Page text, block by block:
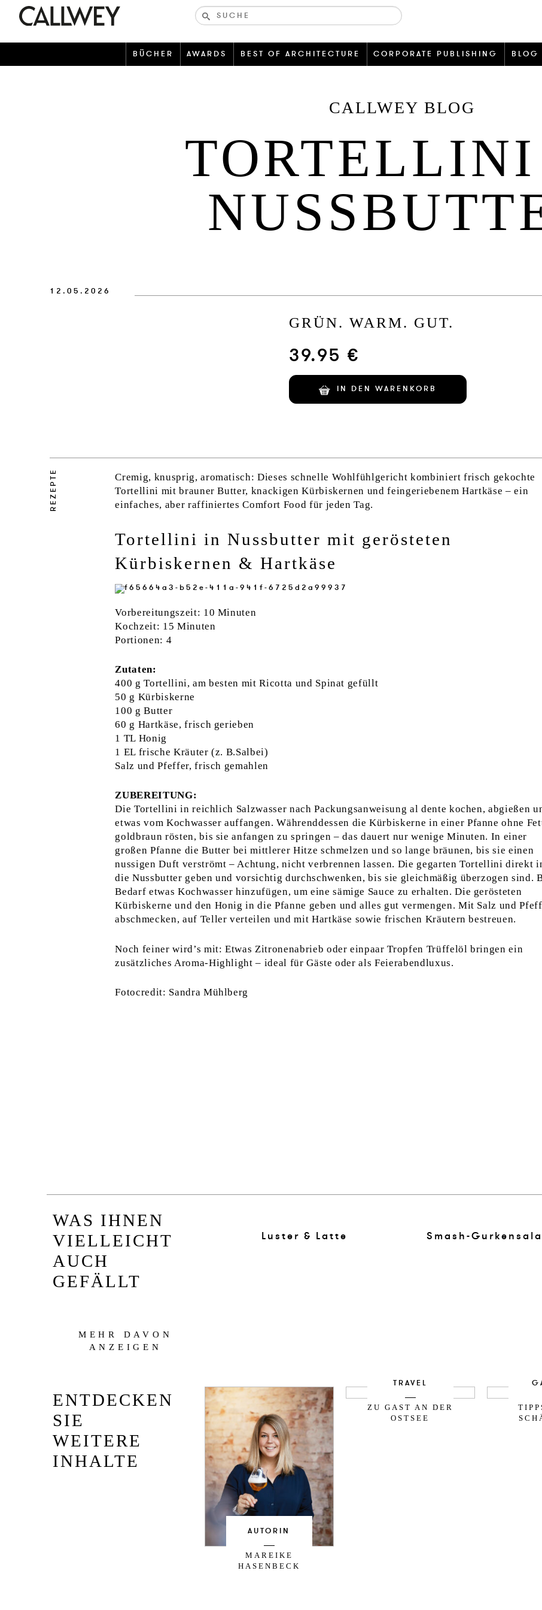
Bücher-
und
zeitschriften
BÜCHER AWARDS BEST OF ARCHITECTURE CORPORATE PUBLISHING BLOG
CALLWEY BLOG
12.05.2026
GRÜN. WARM. GUT.
39.95 €
IN DEN WARENKORB
REZEPTE
Cremig, knusprig, aromatisch: Dieses schnelle Wohlfühlgericht kombiniert frisch gekochte
Tortellini mit brauner Butter, knackigen Kürbiskernen und feingeriebenem Hartkäse – ein
einfaches, aber raffiniertes Comfort Food für jeden Tag.
Tortellini in Nussbutter mit gerösteten
Kürbiskernen & Hartkäse
Vorbereitungszeit: 10 Minuten
Kochzeit: 15 Minuten
Portionen: 4
Zutaten:
400 g Tortellini, am besten mit Ricotta und Spinat gefüllt
50 g Kürbiskerne
100 g Butter
60 g Hartkäse, frisch gerieben
1 TL Honig
1 EL frische Kräuter (z. B.Salbei)
Salz und Pfeffer, frisch gemahlen
ZUBEREITUNG:
Die Tortellini in reichlich Salzwasser nach Packungsanweisung al dente kochen, abgießen
etwas vom Kochwasser auffangen. Währenddessen die Kürbiskerne in einer Pfanne ohne
goldbraun rösten, bis sie anfangen zu springen – das dauert nur wenige Minuten. In einer
großen Pfanne die Butter bei mittlerer Hitze schmelzen und so lange bräunen, bis sie einen
nussigen Duft verströmt – Achtung, nicht verbrennen lassen. Die gegarten Tortellini direkt
die Nussbutter geben und vorsichtig durchschwenken, bis sie gleichmäßig überzogen sind.
Bedarf etwas Kochwasser hinzufügen, um eine sämige Sauce zu erhalten. Die gerösteten
Kürbiskerne und den Honig in die Pfanne geben und alles gut vermengen. Mit Salz und
abschmecken, auf Teller verteilen und mit Hartkäse sowie frischen Kräutern bestreuen.
Noch feiner wird’s mit: Etwas Zitronenabrieb oder einpaar Tropfen Trüffelöl bringen ein
zusätzliches Aroma-Highlight – ideal für Gäste oder als Feierabendluxus.
Fotocredit: Sandra Mühlberg
WAS IHNEN
VIELLEICHT
AUCH
GEFÄLLT
MEHR DAVON
ANZEIGEN
Luster & Latte Smash-
ENTDECKEN
SIE
WEITERE
INHALTE
AUTORIN
MAREIKE
HASENBECK
TRAVEL
ZU GAST AN DER
OSTSEE